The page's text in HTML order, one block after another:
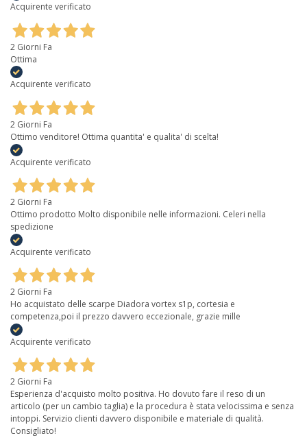
Acquirente verificato
2 Giorni Fa
Ottima
Acquirente verificato
2 Giorni Fa
Ottimo venditore! Ottima quantita' e qualita' di scelta!
Acquirente verificato
2 Giorni Fa
Ottimo prodotto Molto disponibile nelle informazioni. Celeri nella
spedizione
Acquirente verificato
2 Giorni Fa
Ho acquistato delle scarpe Diadora vortex s1p, cortesia e
competenza,poi il prezzo davvero eccezionale, grazie mille
Acquirente verificato
2 Giorni Fa
Esperienza d'acquisto molto positiva. Ho dovuto fare il reso di un
articolo (per un cambio taglia) e la procedura è stata velocissima e senza
intoppi. Servizio clienti davvero disponibile e materiale di qualità.
Consigliato!